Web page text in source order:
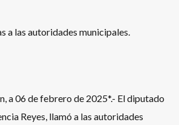
a las autoridades municipales.
a 06 de febrero de 2025*.- El diputado
Reyes, llamó a las autoridades